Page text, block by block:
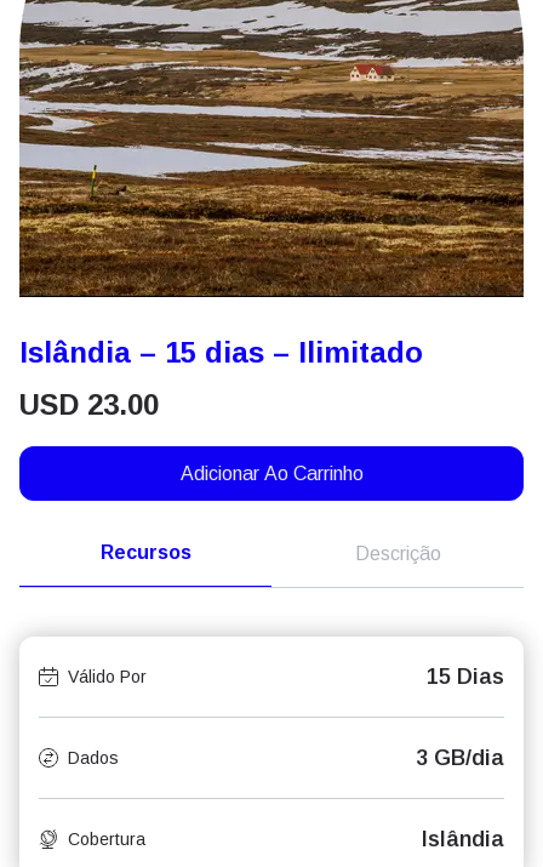
Islândia – 15 dias – Ilimitado
USD 23.00
Adicionar Ao Carrinho
Recursos Descrição
Válido Por 15 Dias
Dados 3 GB/dia
Cobertura Islândia